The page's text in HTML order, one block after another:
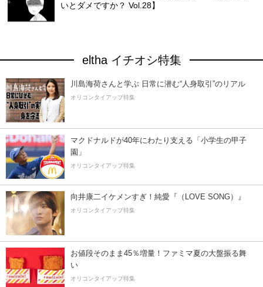
いとダメですか？ Vol.28】
eltha イチオシ特集
川島海荷さんと学ぶ 日常に潜む“人身取引”のリアル
オリコンタイアップ特集
マクドナルドが40年にわたり支える「小学生の甲子
園」
オリコンタイアップ特集
向井康二イケメンすぎ！純愛『（LOVE SONG）』
オリコンタイアップ特集
お値段そのまま45％増量！ファミマ夏の大盤振る舞
い
オリコンタイアップ特集